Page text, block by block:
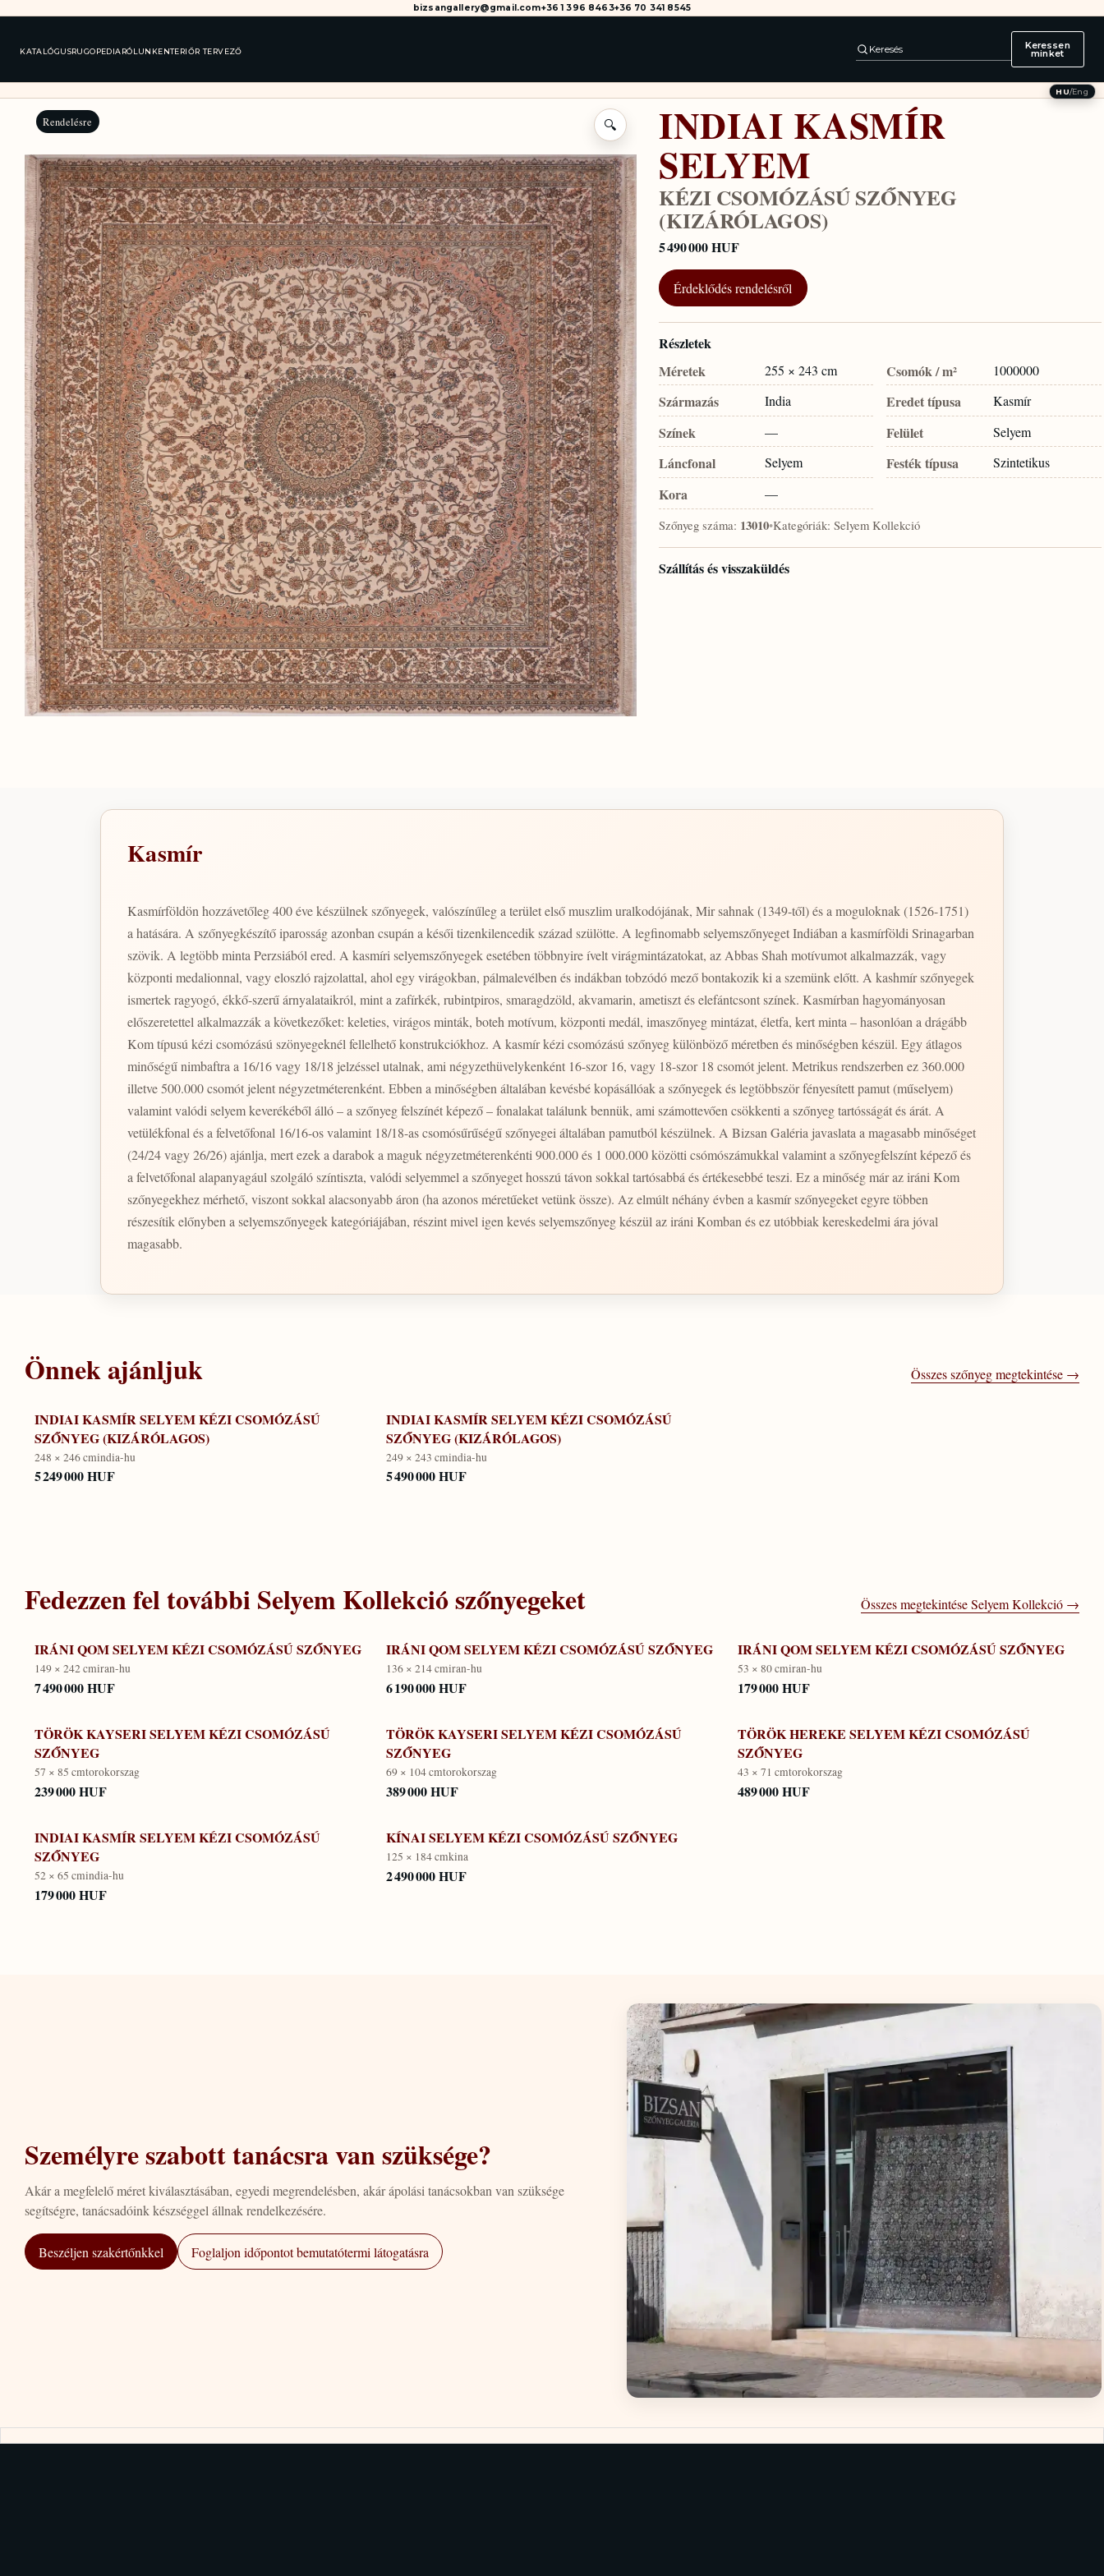
bizsangallery@gmail.com+36 1 396 8463+36 70 341 8545
KATALÓGUSRUGOPEDIARÓLUNKENTERIŐR TERVEZŐ Keresés Keressen
minket
HU/Eng
Rendelésre 🔍 INDIAI KASMÍR
SELYEM
KÉZI CSOMÓZÁSÚ SZŐNYEG
(KIZÁRÓLAGOS)
5 490 000 HUF
Érdeklődés rendelésről
Részletek
Méretek
255 × 243 cm Csomók / m² 1000000
Származás India Eredet típusa Kasmír
Színek — Felület Selyem
Láncfonal Selyem Festék típusa Szintetikus
Kora —
Szőnyeg száma: 13010•Kategóriák: Selyem Kollekció
Szállítás és visszaküldés
Kasmír
Kasmírföldön hozzávetőleg 400 éve készülnek szőnyegek, valószínűleg a terület első muszlim uralkodójának, Mir sahnak (1349-től) és a moguloknak (1526-1751)
a hatására. A szőnyegkészítő iparosság azonban csupán a késői tizenkilencedik század szülötte. A legfinomabb selyemszőnyeget Indiában a kasmírföldi Srinagarban
szövik. A legtöbb minta Perzsiából ered. A kasmíri selyemszőnyegek esetében többnyire ívelt virágmintázatokat, az Abbas Shah motívumot alkalmazzák, vagy
központi medalionnal, vagy eloszló rajzolattal, ahol egy virágokban, pálmalevélben és indákban tobzódó mező bontakozik ki a szemünk előtt. A kashmír szőnyegek
ismertek ragyogó, ékkő-szerű árnyalataikról, mint a zafírkék, rubintpiros, smaragdzöld, akvamarin, ametiszt és elefántcsont színek. Kasmírban hagyományosan
előszeretettel alkalmazzák a következőket: keleties, virágos minták, boteh motívum, központi medál, imaszőnyeg mintázat, életfa, kert minta – hasonlóan a drágább
Kom típusú kézi csomózású szönyegeknél fellelhető konstrukciókhoz. A kasmír kézi csomózású szőnyeg különböző méretben és minőségben készül. Egy átlagos
minőségű nimbaftra a 16/16 vagy 18/18 jelzéssel utalnak, ami négyzethüvelykenként 16-szor 16, vagy 18-szor 18 csomót jelent. Metrikus rendszerben ez 360.000
illetve 500.000 csomót jelent négyzetméterenként. Ebben a minőségben általában kevésbé kopásállóak a szőnyegek és legtöbbször fényesített pamut (műselyem)
valamint valódi selyem keverékéből álló – a szőnyeg felszínét képező – fonalakat találunk bennük, ami számottevően csökkenti a szőnyeg tartósságát és árát. A
vetülékfonal és a felvetőfonal 16/16-os valamint 18/18-as csomósűrűségű szőnyegei általában pamutból készülnek. A Bizsan Galéria javaslata a magasabb minőséget
(24/24 vagy 26/26) ajánlja, mert ezek a darabok a maguk négyzetméterenkénti 900.000 és 1 000.000 közötti csómószámukkal valamint a szőnyegfelszínt képező és
a felvetőfonal alapanyagául szolgáló színtiszta, valódi selyemmel a szőnyeget hosszú távon sokkal tartósabbá és értékesebbé teszi. Ez a minőség már az iráni Kom
szőnyegekhez mérhető, viszont sokkal alacsonyabb áron (ha azonos méretűeket vetünk össze). Az elmúlt néhány évben a kasmír szőnyegeket egyre többen
részesítik előnyben a selyemszőnyegek kategóriájában, részint mivel igen kevés selyemszőnyeg készül az iráni Komban és ez utóbbiak kereskedelmi ára jóval
magasabb.
Önnek ajánljuk Összes szőnyeg megtekintése →
INDIAI KASMÍR SELYEM KÉZI CSOMÓZÁSÚ
SZŐNYEG (KIZÁRÓLAGOS)
248 × 246 cmindia-hu
5 249 000 HUF
INDIAI KASMÍR SELYEM KÉZI CSOMÓZÁSÚ
SZŐNYEG (KIZÁRÓLAGOS)
249 × 243 cmindia-hu
5 490 000 HUF
Fedezzen fel további Selyem Kollekciószőnyegeket Összes megtekintése Selyem Kollekció →
IRÁNI QOM SELYEM KÉZI CSOMÓZÁSÚ SZŐNYEG
149 × 242 cmiran-hu
7 490 000 HUF
IRÁNI QOM SELYEM KÉZI CSOMÓZÁSÚ SZŐNYEG
136 × 214 cmiran-hu
6 190 000 HUF
IRÁNI QOM SELYEM KÉZI CSOMÓZÁSÚ SZŐNYEG
53 × 80 cmiran-hu
179 000 HUF
TÖRÖK KAYSERI SELYEM KÉZI CSOMÓZÁSÚ
SZŐNYEG
57 × 85 cmtorokorszag
239 000 HUF
TÖRÖK KAYSERI SELYEM KÉZI CSOMÓZÁSÚ
SZŐNYEG
69 × 104 cmtorokorszag
389 000 HUF
TÖRÖK HEREKE SELYEM KÉZI CSOMÓZÁSÚ
SZŐNYEG
43 × 71 cmtorokorszag
489 000 HUF
INDIAI KASMÍR SELYEM KÉZI CSOMÓZÁSÚ
SZŐNYEG
52 × 65 cmindia-hu
179 000 HUF
KÍNAI SELYEM KÉZI CSOMÓZÁSÚ SZŐNYEG
125 × 184 cmkina
2 490 000 HUF
Személyre szabott tanácsra van szüksége?
Akár a megfelelő méret kiválasztásában, egyedi megrendelésben, akár ápolási tanácsokban van szüksége
segítségre, tanácsadóink készséggel állnak rendelkezésére.
Beszéljen szakértőnkkel Foglaljon időpontot bemutatótermi látogatásra